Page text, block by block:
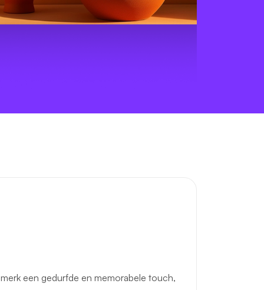
een gedurfde en memorabele touch,